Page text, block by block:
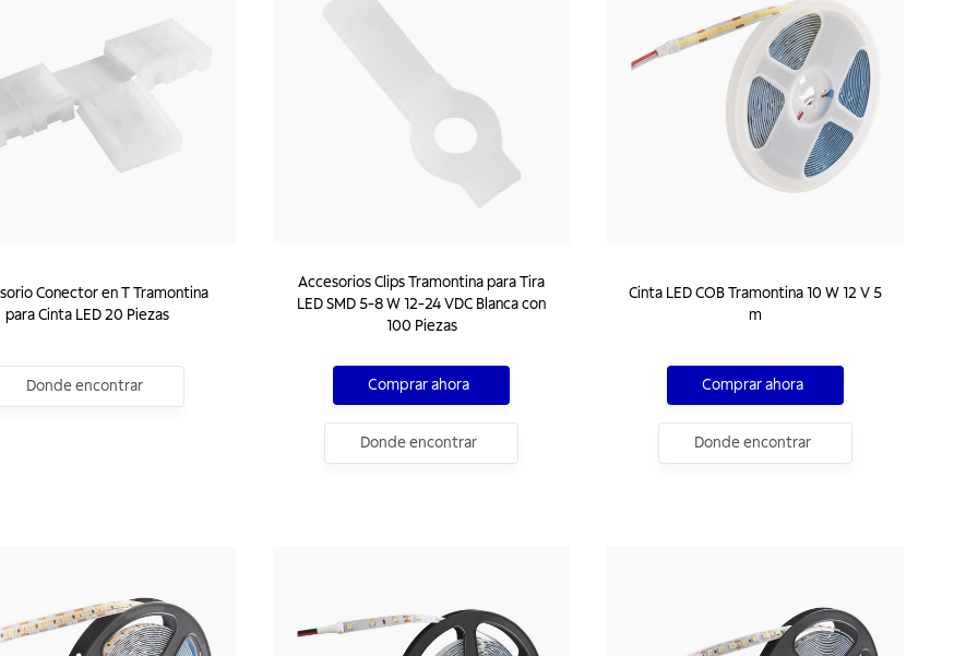
Conector en T Tramontina
para Cinta LED 20 Piezas
Donde encontrar
Accesorios Clips Tramontina para Tira
LED SMD 5-8 W 12-24 VDC Blanca con
100 Piezas
Comprar ahora
Donde encontrar
Cinta LED COB Tramontina 10 W 12 V 5
m
Comprar ahora
Donde encontrar